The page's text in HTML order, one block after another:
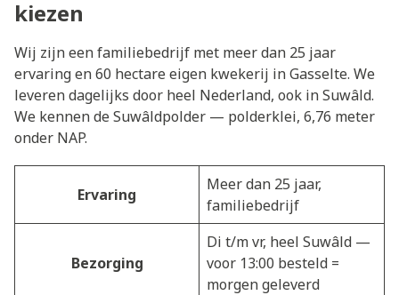
kiezen
Wij zijn een familiebedrijf met meer dan 25 jaar
ervaring en 60 hectare eigen kwekerij in Gasselte. We
leveren dagelijks door heel Nederland, ook in Suwâld.
We kennen de Suwâldpolder — polderklei, 6,76 meter
onder NAP.
Ervaring
Meer dan 25 jaar,
familiebedrijf
Bezorging
Di t/m vr, heel Suwâld —
voor 13:00 besteld =
morgen geleverd